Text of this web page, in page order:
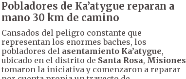
Pobladores de Ka’atygue reparan a
mano 30 km de camino
Cansados del peligro constante que
representan los enormes baches, los
pobladores del asentamiento Ka’atygue,
ubicado en el distrito de Santa Rosa, Misiones
tomaron la iniciativa y comenzaron a reparar